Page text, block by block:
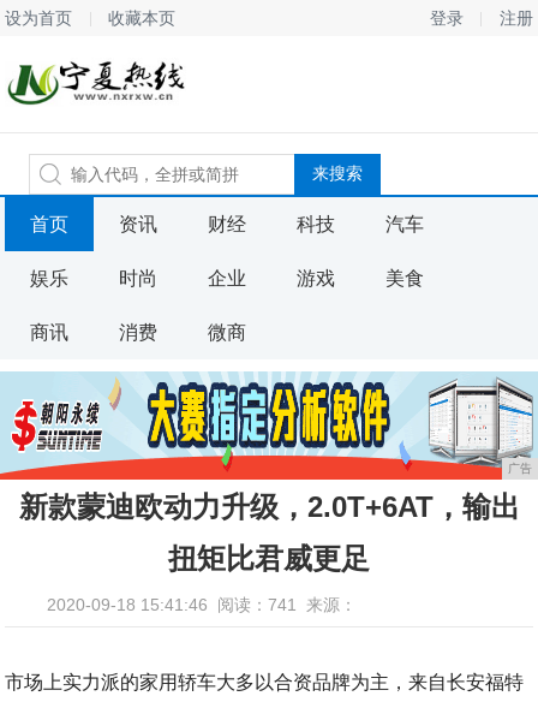
设为首页 收藏本页 登录 注册
首页 资讯 财经 科技 汽车
娱乐 时尚 企业 游戏 美食
商讯 消费 微商
广告
新款蒙迪欧动力升级，2.0T+6AT，输出
扭矩比君威更足
2020-09-18 15:41:46 阅读：741 来源：
市场上实力派的家用轿车大多以合资品牌为主，来自长安福特